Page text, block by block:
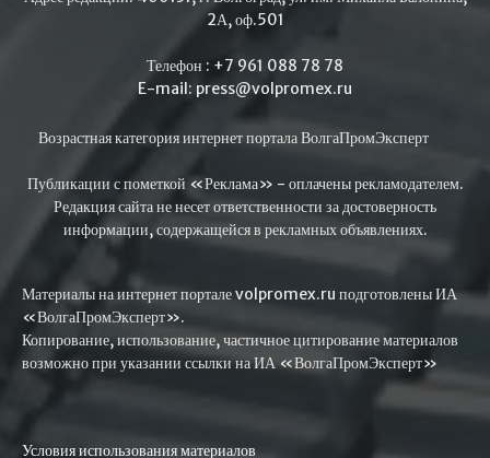
2А, оф.501
Телефон : +7 961 088 78 78
E-mail: press@volpromex.ru
Возрастная категория интернет портала ВолгаПромЭксперт
Публикации с пометкой «Реклама» - оплачены рекламодателем.
Редакция сайта не несет ответственности за достоверность
информации, содержащейся в рекламных объявлениях.
Материалы на интернет портале volpromex.ru подготовлены ИА
«ВолгаПромЭксперт».
Копирование, использование, частичное цитирование материалов
возможно при указании ссылки на ИА «ВолгаПромЭксперт»
Условия использования материалов